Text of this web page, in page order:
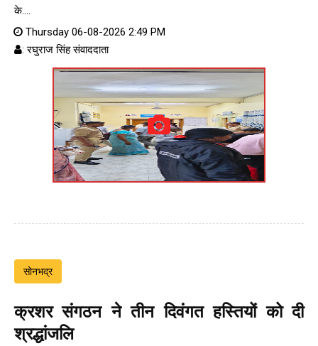
के....
Thursday 06-08-2026 2:49 PM
: रघुराज सिंह संवाददाता
सोनभद्र
क्रशर संगठन ने तीन दिवंगत हस्तियों को दी
श्रद्धांजलि